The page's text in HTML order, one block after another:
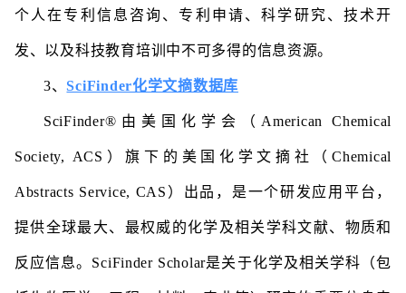
个人在专利信息咨询、专利申请、科学研究、技术开
发、以及科技教育培训中不可多得的信息资源。
3、SciFinder化学文摘数据库
SciFinder®由美国化学会（American Chemical
Society, ACS）旗下的美国化学文摘社（Chemical
Abstracts Service, CAS）出品，是一个研发应用平台，
提供全球最大、最权威的化学及相关学科文献、物质和
反应信息。SciFinder Scholar是关于化学及相关学科（包